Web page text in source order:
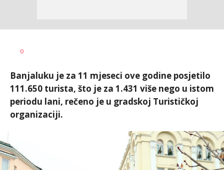
AUTOR
0
Banjaluku je za 11 mjeseci ove godine posjetilo
111.650 turista, što je za 1.431 više nego u istom
periodu lani, rečeno je u gradskoj Turističkoj
organizaciji.